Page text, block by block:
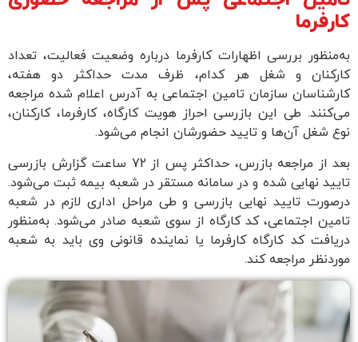
کارفرما
به‌منظور بررسی اظهارات کارفرما درباره وضعیت فعالیت، تعداد
کارکنان و شغل هر کدام، ظرف مدت حداکثر دو هفته،
کارشناسان سازمان تامین اجتماعی به آدرس اعلام شده مراجعه
می‌کنند. طی این بازرسی احراز هویت کارگاه، کارفرما، کارکنان،
نوع شغل آن‌ها و تایید حضورشان انجام می‌شود.
بعد از مراجعه بازرس، حداکثر پس از 72 ساعت گزارش بازرسی
تایید نهایی شده و در سامانه‌ مستقر در شعبه‌ بیمه ثبت می‌شود.
در‌صورت تایید نهایی بازرسی و طی مراحل اداری لازم در شعبه‌
تامین اجتماعی، کد کارگاه از سوی شعبه صادر می‌شود. به‌منظور
دریافت کد کارگاه کارفرما یا نماینده قانونی وی باید به شعبه
مورد‌نظر مراجعه کند.